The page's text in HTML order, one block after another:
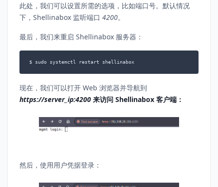
此处，我们可以设置所需的选项，比如端口号。默认情况
下，Shellinabox 监听端口 4200。
最后，我们来重启 Shellinabox 服务器：
$ sudo systemctl restart shellinabox
现在，我们可以打开 Web 浏览器并导航到
https://server_ip:4200 来访问 Shellinabox 客户端：
然后，使用用户凭据登录：